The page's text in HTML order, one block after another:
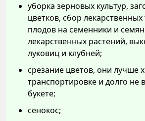
уборка зерновых культур,
цветков, сбор лекарственных
плодов на семенники и семян
лекарственных растений,
луковиц и клубней;
срезание цветов, они лучше
транспортировке и долго не
букете;
сенокос;